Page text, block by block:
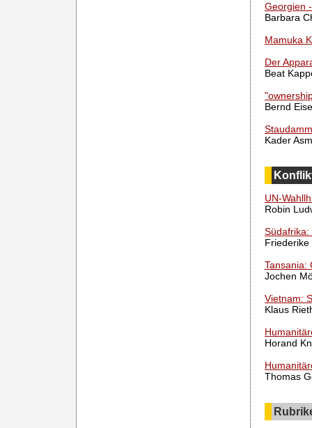
Georgien
Barbara
Mamuka
Der
Beat
Bernd
Kader
UN-
Robin
Friederike
Tansania:
Jochen
Vietnam:
Klaus
Horand
Thomas